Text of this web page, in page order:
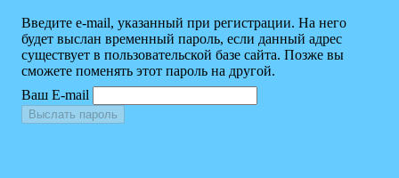
Введите e-mail, указанный при регистрации. На него
будет выслан временный пароль, если данный адрес
существует в пользовательской базе сайта. Позже вы
сможете поменять этот пароль на другой.
Ваш E-mail
Выслать пароль